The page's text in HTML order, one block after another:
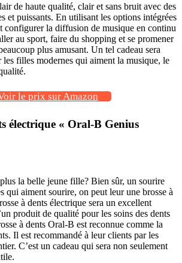
de haute qualité, clair et sans bruit avec des
et puissants. En utilisant les options intégrées
configurer la diffusion de musique en continu
au sport, faire du shopping et se promener
plus amusant. Un tel cadeau sera
les filles modernes qui aiment la musique, le
le prix sur Amazon
électrique « Oral-B Genius
la belle jeune fille? Bien sûr, un sourire
qui aiment sourire, on peut leur une brosse à
à dents électrique sera un excellent
produit de qualité pour les soins des dents
à dents Oral-B est reconnue comme la
Il est recommandé à leur clients par les
C’est un cadeau qui sera non seulement